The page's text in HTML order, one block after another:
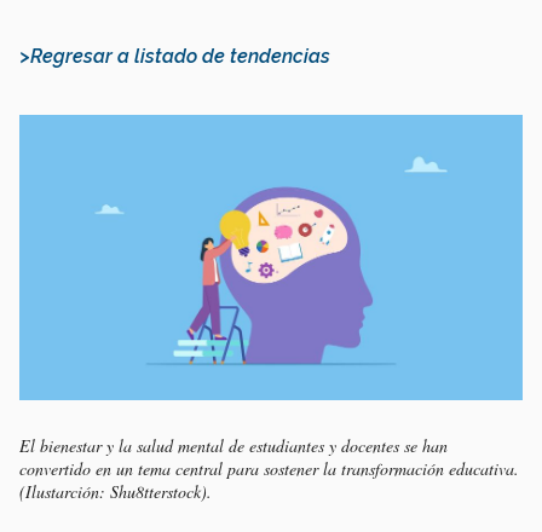
>Regresar a listado de tendencias
El bienestar y la salud mental de estudiantes y docentes se han
convertido en un tema central para sostener la transformación educativa.
(Ilustarción: Shu8tterstock).